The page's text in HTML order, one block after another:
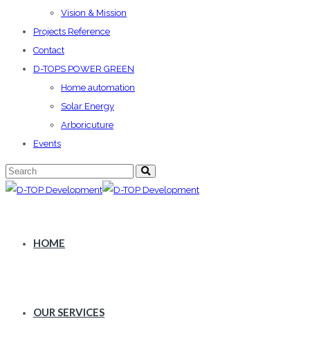
Vision & Mission
Projects Reference
Contact
D-TOPS POWER GREEN
Home automation
Solar Energy
Arboricuture
Events
HOME
OUR SERVICES